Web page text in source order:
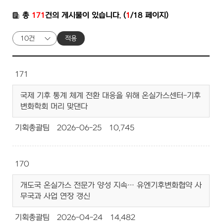
총 171건의 게시물이 있습니다. (1/18 페이지)
적용
171
국제 기후 통계 체계 전환 대응을 위해 온실가스센터-기후
변화학회 머리 맞댄다
기획총괄팀 2026-06-25 10,745
170
개도국 온실가스 전문가 양성 지속… 유엔기후변화협약 사
무국과 사업 연장 갱신
기획총괄팀 2026-04-24 14,482